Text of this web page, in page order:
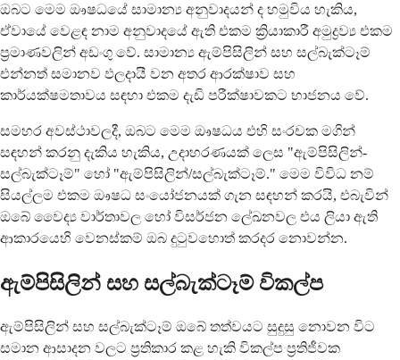
ඔබට මෙම ඖෂධයේ සාමාන්‍ය අනුවාදයන් ද හමුවිය හැකිය,
ඒවායේ වෙළඳ නාම අනුවාදයේ ඇති එකම ක්‍රියාකාරී අමුද්‍රව්‍ය එකම
ප්‍රමාණවලින් අඩංගු වේ. සාමාන්‍ය ඇම්පිසිලින් සහ සල්බැක්ටෑම්
එන්නත් සමානව ඵලදායී වන අතර ආරක්ෂාව සහ
කාර්යක්ෂමතාවය සඳහා එකම දැඩි පරීක්ෂාවකට භාජනය වේ.
සමහර අවස්ථාවලදී, ඔබට මෙම ඖෂධය එහි සංරචක මගින්
සඳහන් කරනු දැකිය හැකිය, උදාහරණයක් ලෙස "ඇම්පිසිලින්-
සල්බැක්ටෑම්" හෝ "ඇම්පිසිලින්/සල්බැක්ටෑම්." මෙම විවිධ නම්
සියල්ලම එකම ඖෂධ සංයෝජනයක් ගැන සඳහන් කරයි, එබැවින්
ඔබේ වෛද්‍ය වාර්තාවල හෝ විසර්ජන ලේඛනවල එය ලියා ඇති
ආකාරයෙහි වෙනස්කම් ඔබ දුටුවහොත් කරදර නොවන්න.
ඇම්පිසිලින් සහ සල්බැක්ටෑම් විකල්ප
ඇම්පිසිලින් සහ සල්බැක්ටෑම් ඔබේ තත්වයට සුදුසු නොවන විට
සමාන ආසාදන වලට ප්‍රතිකාර කළ හැකි විකල්ප ප්‍රතිජීවක